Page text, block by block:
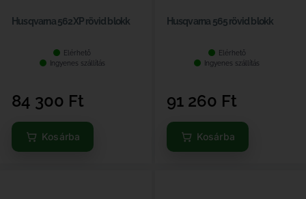
Husqvarna 562XP rövid blokk
Elérhető
Ingyenes szállítás
84 300 Ft
Kosárba
Husqvarna 565 rövid blokk
Elérhető
Ingyenes szállítás
91 260 Ft
Kosárba